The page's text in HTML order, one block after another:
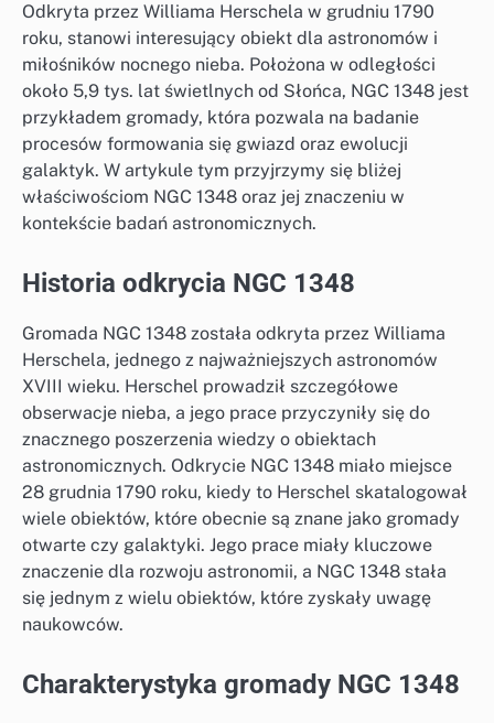
Odkryta przez Williama Herschela w grudniu 1790
roku, stanowi interesujący obiekt dla astronomów i
miłośników nocnego nieba. Położona w odległości
około 5,9 tys. lat świetlnych od Słońca, NGC 1348 jest
przykładem gromady, która pozwala na badanie
procesów formowania się gwiazd oraz ewolucji
galaktyk. W artykule tym przyjrzymy się bliżej
właściwościom NGC 1348 oraz jej znaczeniu w
kontekście badań astronomicznych.
Historia odkrycia NGC 1348
Gromada NGC 1348 została odkryta przez Williama
Herschela, jednego z najważniejszych astronomów
XVIII wieku. Herschel prowadził szczegółowe
obserwacje nieba, a jego prace przyczyniły się do
znacznego poszerzenia wiedzy o obiektach
astronomicznych. Odkrycie NGC 1348 miało miejsce
28 grudnia 1790 roku, kiedy to Herschel skatalogował
wiele obiektów, które obecnie są znane jako gromady
otwarte czy galaktyki. Jego prace miały kluczowe
znaczenie dla rozwoju astronomii, a NGC 1348 stała
się jednym z wielu obiektów, które zyskały uwagę
naukowców.
Charakterystyka gromady NGC 1348